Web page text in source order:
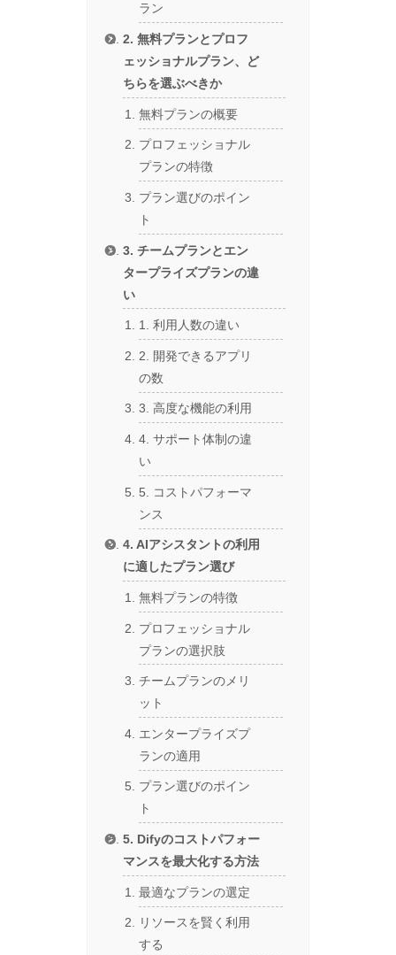
ラン
2. 無料プランとプロフ
ェッショナルプラン、ど
ちらを選ぶべきか
無料プランの概要
プロフェッショナル
プランの特徴
プラン選びのポイン
ト
3. チームプランとエン
タープライズプランの違
い
1. 利用人数の違い
2. 開発できるアプリ
の数
3. 高度な機能の利用
4. サポート体制の違
い
5. コストパフォーマ
ンス
4. AIアシスタントの利用
に適したプラン選び
無料プランの特徴
プロフェッショナル
プランの選択肢
チームプランのメリ
ット
エンタープライズプ
ランの適用
プラン選びのポイン
ト
5. Difyのコストパフォー
マンスを最大化する方法
最適なプランの選定
リソースを賢く利用
する